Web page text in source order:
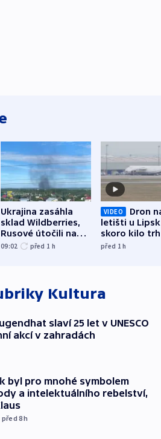
Ukrajina zasáhla
sklad Wildberries,
Rusové útočili na
trh, hasiče či
09:02 před 1 h
VIDEO
Dron
letišti u
skoro kilo
indicie
před 1h
Kultura
slaví 25 let v UNESCO
akcí v zahradách
byl pro mnohé symbolem
a intelektuálního rebelství,
před 8h